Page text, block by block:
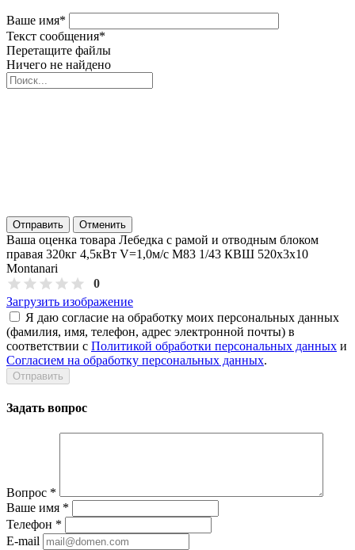
Ваше имя*
Текст сообщения*
Перетащите файлы
Ничего не найдено
Отправить Отменить
Ваша оценка товара Лебедка с рамой и отводным блоком
правая 320кг 4,5кВт V=1,0м/с M83 1/43 КВШ 520х3х10
Montanari
0
Загрузить изображение
Я даю согласие на обработку моих персональных данных
(фамилия, имя, телефон, адрес электронной почты) в
соответствии с Политикой обработки персональных данных и
Согласием на обработку персональных данных.
Задать вопрос
Вопрос *
Ваше имя *
Телефон *
E-mail